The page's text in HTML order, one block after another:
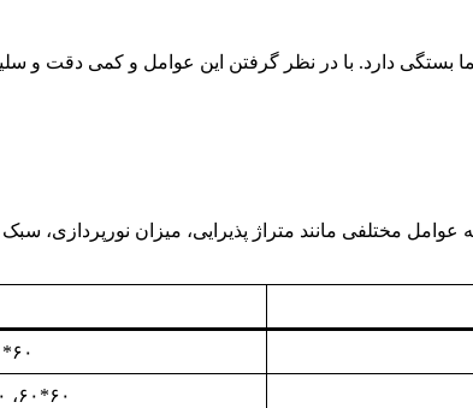
بستگی دارد. با در نظر گرفتن این عوامل و کمی دقت و
عوامل مختلفی مانند متراژ پذیرایی، میزان
۶۰*۶۰ و ۸۰*۸۰* ۱۲۰*۲۰ سانتی‌متر
۶۰*۶۰، ۸۰*۸۰ ، ۶۰*۱۲۰ و ۱۲۰*۲۰ سانتی‌متر